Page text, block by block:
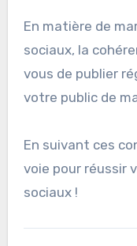
En matière de
sociaux, la
vous de publier
votre public de
En suivant ces
voie pour réussir
sociaux !